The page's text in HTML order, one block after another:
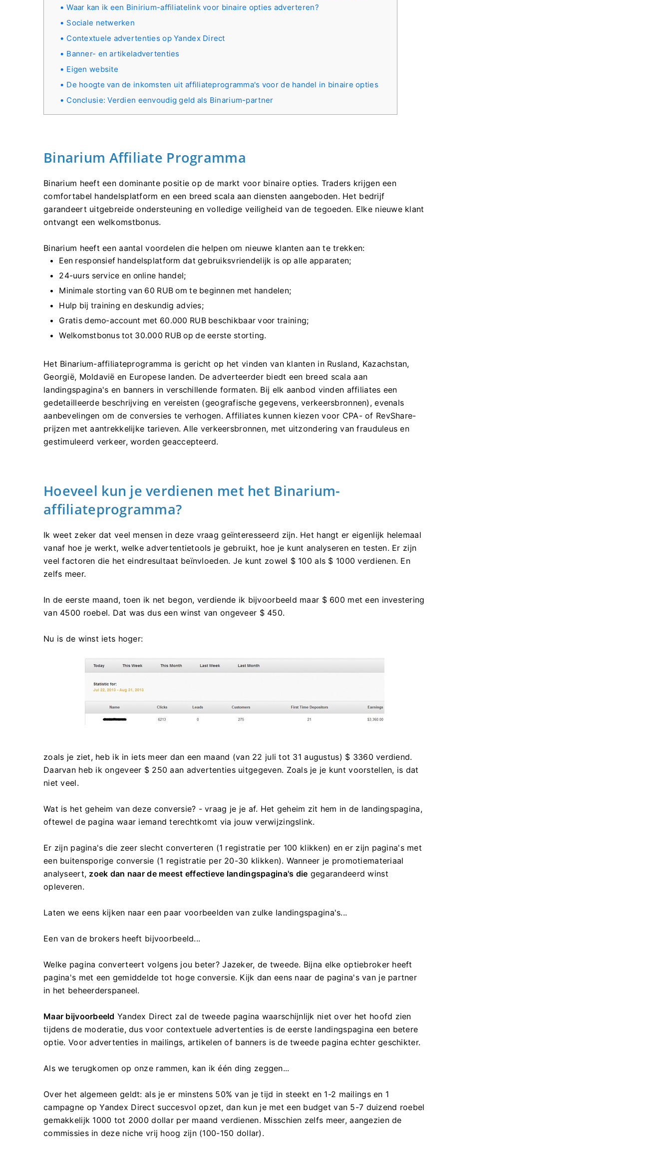
Waar kan ik een Binirium-affiliatelink voor binaire opties adverteren?
Sociale netwerken
Contextuele advertenties op Yandex Direct
Banner- en artikeladvertenties
Eigen website
De hoogte van de inkomsten uit affiliateprogramma's voor de handel in binaire opties
Conclusie: Verdien eenvoudig geld als Binarium-partner
Binarium Affiliate Programma
Binarium heeft een dominante positie op de markt voor binaire opties. Traders krijgen een
comfortabel handelsplatform en een breed scala aan diensten aangeboden. Het bedrijf
garandeert uitgebreide ondersteuning en volledige veiligheid van de tegoeden. Elke nieuwe klant
ontvangt een welkomstbonus.
Binarium heeft een aantal voordelen die helpen om nieuwe klanten aan te trekken:
Een responsief handelsplatform dat gebruiksvriendelijk is op alle apparaten;
24-uurs service en online handel;
Minimale storting van 60 RUB om te beginnen met handelen;
Hulp bij training en deskundig advies;
Gratis demo-account met 60.000 RUB beschikbaar voor training;
Welkomstbonus tot 30.000 RUB op de eerste storting.
Het Binarium-affiliateprogramma is gericht op het vinden van klanten in Rusland, Kazachstan,
Georgië, Moldavië en Europese landen. De adverteerder biedt een breed scala aan
landingspagina's en banners in verschillende formaten. Bij elk aanbod vinden affiliates een
gedetailleerde beschrijving en vereisten (geografische gegevens, verkeersbronnen), evenals
aanbevelingen om de conversies te verhogen. Affiliates kunnen kiezen voor CPA- of RevShare-
prijzen met aantrekkelijke tarieven. Alle verkeersbronnen, met uitzondering van frauduleus en
gestimuleerd verkeer, worden geaccepteerd.
Hoeveel kun je verdienen met het Binarium-
affiliateprogramma?
Ik weet zeker dat veel mensen in deze vraag geïnteresseerd zijn. Het hangt er eigenlijk helemaal
vanaf hoe je werkt, welke advertentietools je gebruikt, hoe je kunt analyseren en testen. Er zijn
veel factoren die het eindresultaat beïnvloeden. Je kunt zowel $ 100 als $ 1000 verdienen. En
zelfs meer.
In de eerste maand, toen ik net begon, verdiende ik bijvoorbeeld maar $ 600 met een investering
van 4500 roebel. Dat was dus een winst van ongeveer $ 450.
Nu is de winst iets hoger:
zoals je ziet, heb ik in iets meer dan een maand (van 22 juli tot 31 augustus) $ 3360 verdiend.
Daarvan heb ik ongeveer $ 250 aan advertenties uitgegeven. Zoals je je kunt voorstellen, is dat
niet veel.
Wat is het geheim van deze conversie? - vraag je je af. Het geheim zit hem in de landingspagina,
oftewel de pagina waar iemand terechtkomt via jouw verwijzingslink.
Er zijn pagina's die zeer slecht converteren (1 registratie per 100 klikken) en er zijn pagina's met
een buitensporige conversie (1 registratie per 20-30 klikken). Wanneer je promotiemateriaal
analyseert, zoek dan naar de meest effectieve landingspagina's die gegarandeerd winst
opleveren.
Laten we eens kijken naar een paar voorbeelden van zulke landingspagina's...
Een van de brokers heeft bijvoorbeeld...
Welke pagina converteert volgens jou beter? Jazeker, de tweede. Bijna elke optiebroker heeft
pagina's met een gemiddelde tot hoge conversie. Kijk dan eens naar de pagina's van je partner
in het beheerderspaneel.
Maar bijvoorbeeld Yandex Direct zal de tweede pagina waarschijnlijk niet over het hoofd zien
tijdens de moderatie, dus voor contextuele advertenties is de eerste landingspagina een betere
optie. Voor advertenties in mailings, artikelen of banners is de tweede pagina echter geschikter.
Als we terugkomen op onze rammen, kan ik één ding zeggen...
Over het algemeen geldt: als je er minstens 50% van je tijd in steekt en 1-2 mailings en 1
campagne op Yandex Direct succesvol opzet, dan kun je met een budget van 5-7 duizend roebel
gemakkelijk 1000 tot 2000 dollar per maand verdienen. Misschien zelfs meer, aangezien de
commissies in deze niche vrij hoog zijn (100-150 dollar).